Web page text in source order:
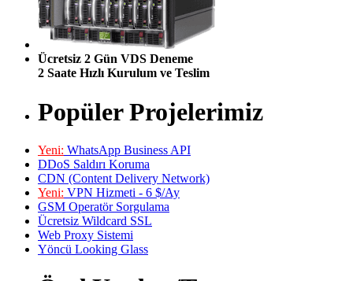
Ücretsiz 2 Gün VDS Deneme
2 Saate Hızlı Kurulum ve Teslim
Popüler Projelerimiz
Yeni: WhatsApp Business API
DDoS Saldırı Koruma
CDN (Content Delivery Network)
Yeni: VPN Hizmeti - 6 $/Ay
GSM Operatör Sorgulama
Ücretsiz Wildcard SSL
Web Proxy Sistemi
Yöncü Looking Glass